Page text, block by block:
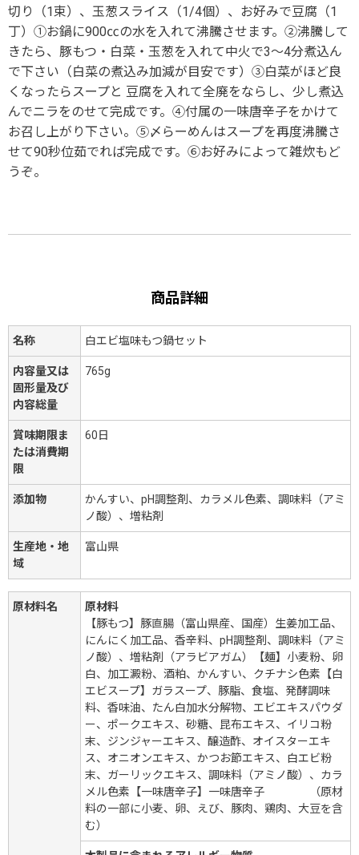
切り（1束）、玉葱スライス（1/4個）、お好みで豆腐（1
丁）①お鍋に900㏄の水を入れて沸騰させます。②沸騰して
きたら、豚もつ・白菜・玉葱を入れて中火で3～4分煮込ん
で下さい（白菜の煮込み加減が目安です）③白菜がほど良
くなったらスープと 豆腐を入れて全廃をならし、少し煮込
んでニラをのせて完成です。④付属の一味唐辛子をかけて
お召し上がり下さい。⑤〆らーめんはスープを再度沸騰さ
せて90秒位茹でれば完成です。⑥お好みによって雑炊もど
うぞ。
商品詳細
名称 白エビ塩味もつ鍋セット
内容量又は
固形量及び
内容総量
765g
賞味期限ま
たは消費期
限
60日
添加物
かんすい、pH調整剤、カラメル色素、調味料（アミ
ノ酸）、増粘剤
生産地・地
域
富山県
原材料名
原材料
【豚もつ】豚直腸（富山県産、国産）生姜加工品、
にんにく加工品、香辛料、pH調整剤、調味料（アミ
ノ酸）、増粘剤（アラビアガム）【麺】小麦粉、卵
白、加工澱粉、酒粕、かんすい、クチナシ色素【白
エビスープ】ガラスープ、豚脂、食塩、発酵調味
料、香味油、たん白加水分解物、エビエキスパウダ
ー、ポークエキス、砂糖、昆布エキス、イリコ粉
末、ジンジャーエキス、醸造酢、オイスターエキ
ス、オニオンエキス、かつお節エキス、白エビ粉
末、ガーリックエキス、調味料（アミノ酸）、カラ
メル色素【一味唐辛子】一味唐辛子 （原材
料の一部に小麦、卵、えび、豚肉、鶏肉、大豆を含
む）